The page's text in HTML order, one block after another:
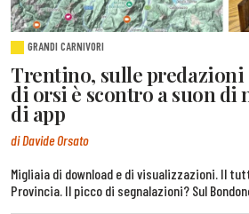
GRANDI CARNIVORI
Trentino, sulle predazioni
di orsi è scontro a suon di
di app
di Davide Orsato
Migliaia di download e di visualizzazioni. Il
Provincia. Il picco di segnalazioni? Sul